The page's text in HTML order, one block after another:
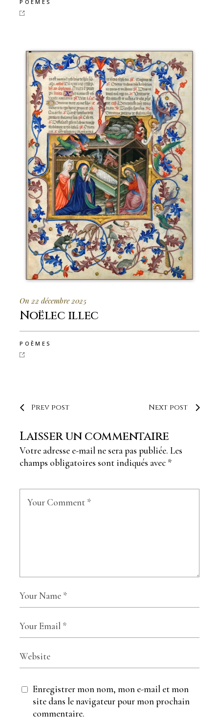
POÈMES
On 22 décembre 2025
Noëlec illec
POÈMES
Prev post Next post
Laisser un commentaire
Votre adresse e-mail ne sera pas publiée. Les
champs obligatoires sont indiqués avec *
Enregistrer mon nom, mon e-mail et mon
site dans le navigateur pour mon prochain
commentaire.